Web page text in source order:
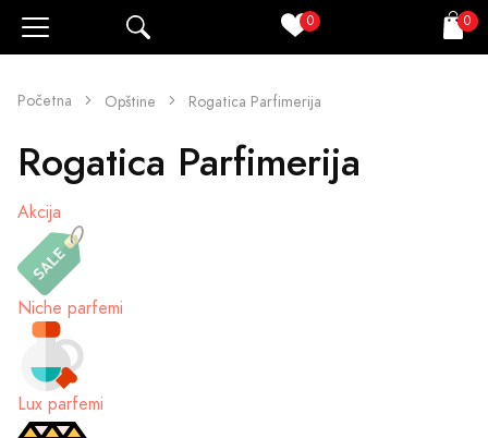
0 Korpa
0
Početna Opštine Rogatica Parfimerija
Rogatica Parfimerija
Akcija
Niche parfemi
Lux parfemi